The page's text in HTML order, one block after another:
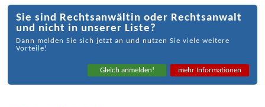
Sie sind Rechtsanwältin oder Rechtsanwalt
und nicht in unserer Liste?
Dann melden Sie sich jetzt an und nutzen Sie viele weitere
Vorteile!
Gleich anmelden! mehr Informationen